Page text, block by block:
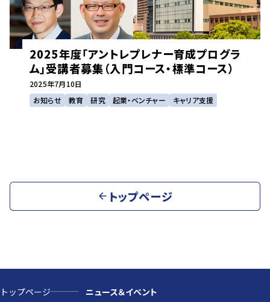
2025年度「アントレプレナー育成プログラ
ム」受講者募集（入門コース・標準コース）
2025年7月10日
お知らせ
教育 研究 起業・ベンチャー キャリア支援
トップページ
トップページ ニュース＆イベント